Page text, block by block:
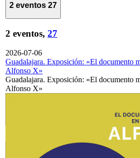
2 eventos 27
2 eventos, 27
2026-07-06
Guadalajara. Exposición: «El documento
Alfonso X»
Guadalajara. Exposición: «El documento
Alfonso X»